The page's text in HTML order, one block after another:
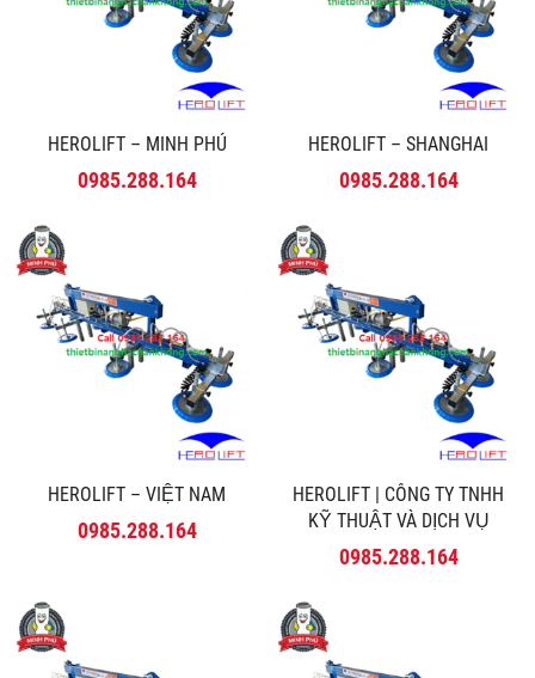
HEROLIFT – MINH PHÚ
0985.288.164
HEROLIFT – SHANGHAI
0985.288.164
HEROLIFT – VIỆT NAM
0985.288.164
HEROLIFT | CÔNG TY TNHH
KỸ THUẬT VÀ DỊCH VỤ
MINH PHÚ
0985.288.164